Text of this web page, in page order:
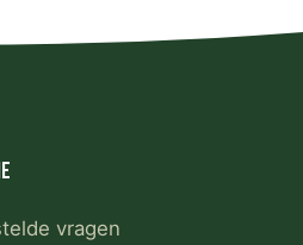
vragen